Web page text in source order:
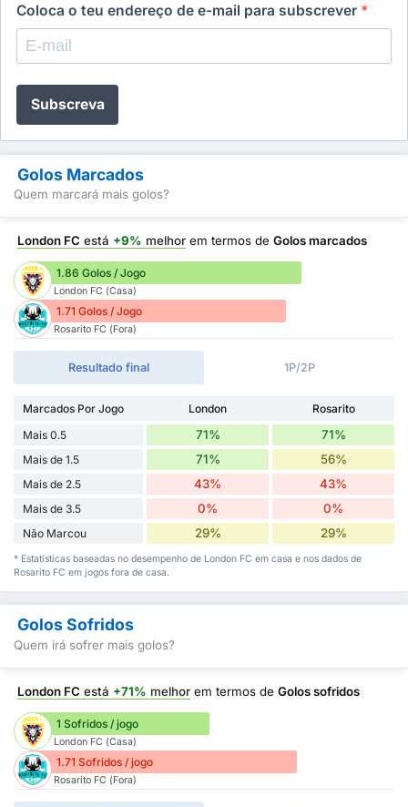
Coloca o teu endereço de e-mail para subscrever *
Subscreva
Golos Marcados
Quem marcará mais golos?
London FC está +9% melhor em termos de Golos marcados
1.86 Golos / Jogo
London FC (Casa)
1.71 Golos / Jogo
Rosarito FC (Fora)
Resultado final 1P/2P
Marcados Por Jogo London
Rosarito
Mais 0.5
71% 71%
Mais de 1.5 71% 56%
Mais de 2.5 43% 43%
Mais de 3.5 0% 0%
Não Marcou 29% 29%
* Estatísticas baseadas no desempenho de London FC em casa e nos dados de
Rosarito FC em jogos fora de casa.
Golos Sofridos
Quem irá sofrer mais golos?
London FC está +71% melhor em termos de Golos sofridos
1 Sofridos / jogo
London FC (Casa)
1.71 Sofridos / jogo
Rosarito FC (Fora)